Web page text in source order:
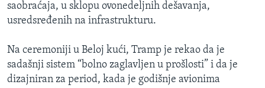
saobraćaja, u sklopu ovonedeljnih dešavanja,
usredsređenih na infrastrukturu.
Na ceremoniji u Beloj kući, Tramp je rekao da je
sadašnji sistem “bolno zaglavljen u prošlosti” i da je
dizajniran za period, kada je godišnje avionima